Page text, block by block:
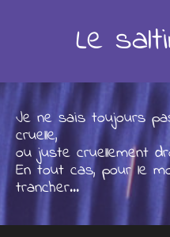
Le
Je ne sais toujours
cruelle,
ou juste cruellement
En tout cas, pour le
trancher...